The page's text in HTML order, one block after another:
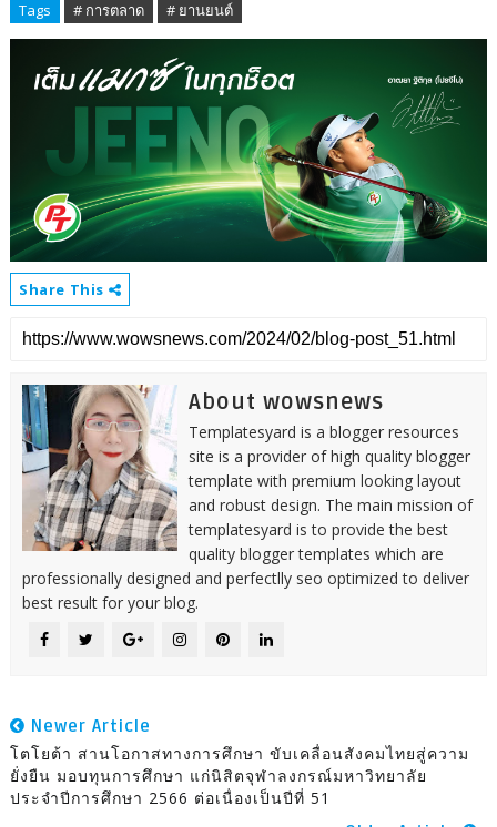
Tags # การตลาด # ยานยนต์
Share This
About wowsnews
Templatesyard is a blogger resources
site is a provider of high quality blogger
template with premium looking layout
and robust design. The main mission of
templatesyard is to provide the best
quality blogger templates which are
professionally designed and perfectlly seo optimized to deliver
best result for your blog.
Newer Article
โตโยต้า สานโอกาสทางการศึกษา ขับเคลื่อนสังคมไทยสู่ความ
ยั่งยืน มอบทุนการศึกษา แก่นิสิตจุฬาลงกรณ์มหาวิทยาลัย
ประจำปีการศึกษา 2566 ต่อเนื่องเป็นปีที่ 51